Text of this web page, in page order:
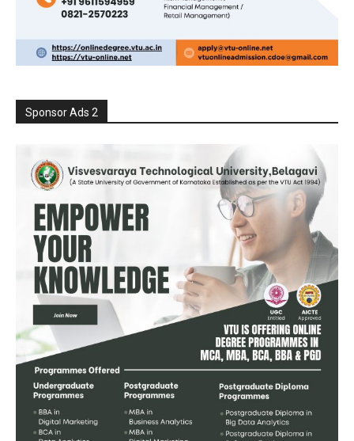
Sponsor Ads 2